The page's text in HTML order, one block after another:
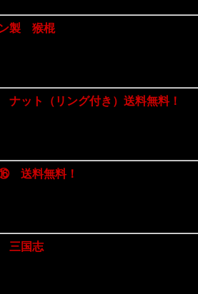
製 猴棍
ット（リング付き）送料無料！
送料無料！
三国志